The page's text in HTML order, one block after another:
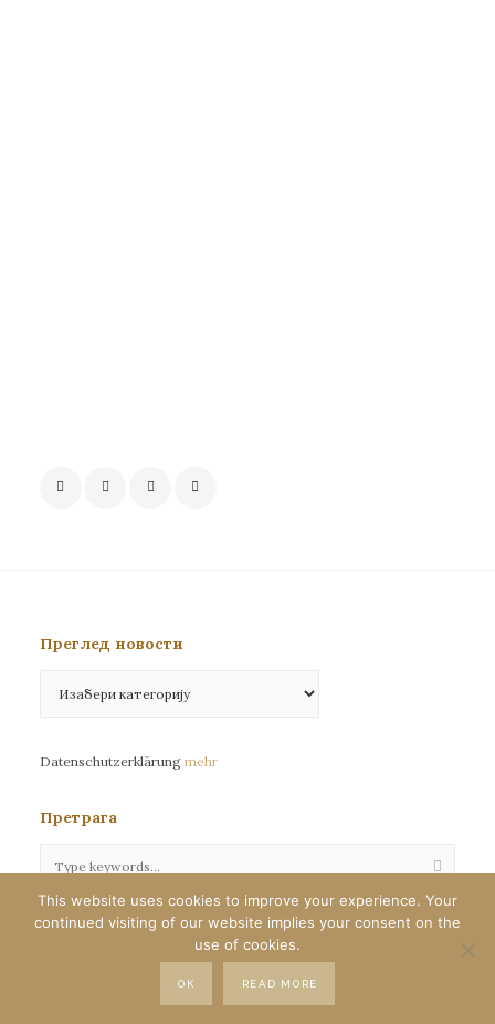
Преглед новости
новости
Datenschutzerklärung mehr
Претрага
Сва права задржана©eparhija-nemacka.com
Илустрације : Јелена Јефтић
This website uses cookies to improve your experience. Your
continued visiting of our website implies your consent on the
use of cookies.
OK READ MORE